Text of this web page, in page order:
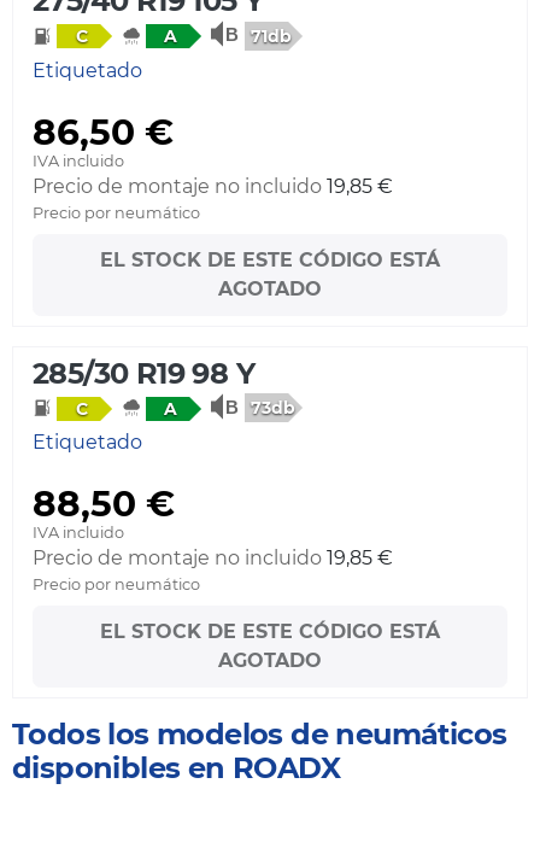
C A 71db
Etiquetado
86,50 €
IVA incluido
Precio de montaje no incluido 19,85 €
Precio por neumático
EL STOCK DE ESTE CÓDIGO ESTÁ
AGOTADO
285/30 R19 98 Y
C A 73db
Etiquetado
88,50 €
IVA incluido
Precio de montaje no incluido 19,85 €
Precio por neumático
EL STOCK DE ESTE CÓDIGO ESTÁ
AGOTADO
Todos los modelos de neumáticos
disponibles en ROADX